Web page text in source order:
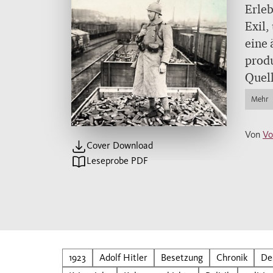
Cover Download
Leseprobe PDF
Exil,
eine
Eine
und
Mehr
Von
1923 Adolf Hitler Besetzung Chronik